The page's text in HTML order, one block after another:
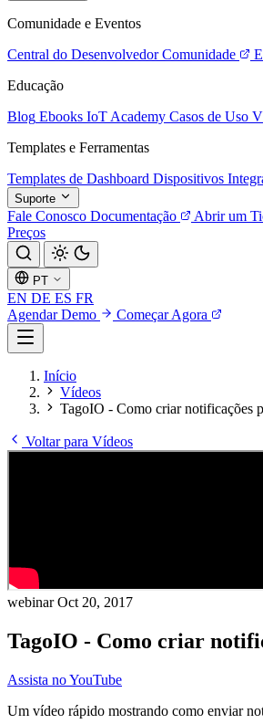
Comunidade e Eventos
Central do Desenvolvedor Comunidade
Educação
Blog Ebooks IoT Academy Casos de Uso
Templates e Ferramentas
Templates de Dashboard Dispositivos
Suporte
Fale Conosco Documentação Abrir um
Preços
PT
EN DE ES FR
Agendar Demo
Começar Agora
Início
Vídeos
TagoIO - Como criar notificações
Voltar para Vídeos
webinarOct 20, 2017
TagoIO - Como criar
Assista no YouTube
Um vídeo rápido mostrando como enviar